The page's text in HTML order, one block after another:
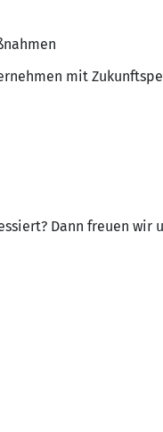
mit
Dann freuen wir